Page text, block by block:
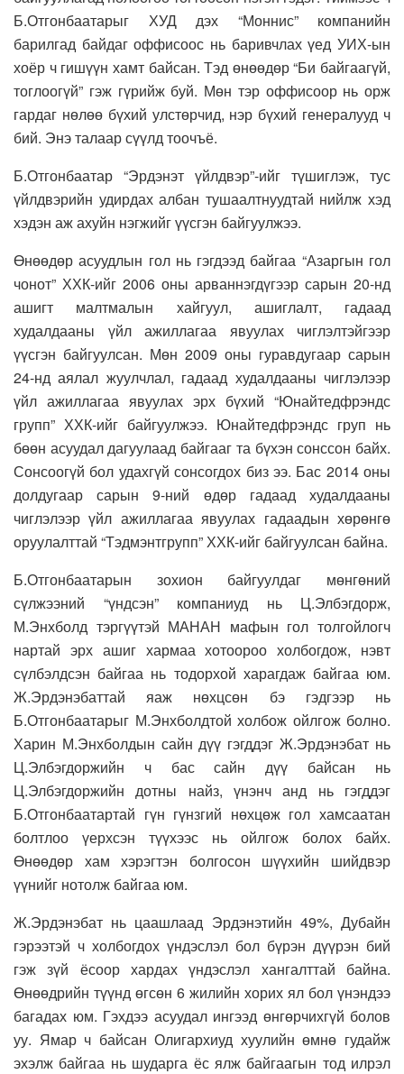
Б.Отгонбаатарыг ХУД дэх “Моннис” компанийн
барилгад байдаг оффисоос нь баривчлах үед УИХ-ын
хоёр ч гишүүн хамт байсан. Тэд өнөөдөр “Би байгаагүй,
тоглоогүй” гэж гүрийж буй. Мөн тэр оффисоор нь орж
гардаг нөлөө бүхий улстөрчид, нэр бүхий генералууд ч
бий. Энэ талаар сүүлд тоочъё.
Б.Отгонбаатар “Эрдэнэт үйлдвэр”-ийг түшиглэж, тус
үйлдвэрийн удирдах албан тушаалтнуудтай нийлж хэд
хэдэн аж ахуйн нэгжийг үүсгэн байгуулжээ.
Өнөөдөр асуудлын гол нь гэгдээд байгаа “Азаргын гол
чонот” ХХК-ийг 2006 оны арваннэгдүгээр сарын 20-нд
ашигт малтмалын хайгуул, ашиглалт, гадаад
худалдааны үйл ажиллагаа явуулах чиглэлтэйгээр
үүсгэн байгуулсан. Мөн 2009 оны гуравдугаар сарын
24-нд аялал жуулчлал, гадаад худалдааны чиглэлээр
үйл ажиллагаа явуулах эрх бүхий “Юнайтедфрэндс
групп” ХХК-ийг байгуулжээ. Юнайтедфрэндс груп нь
бөөн асуудал дагуулаад байгааг та бүхэн сонссон байх.
Сонсоогүй бол удахгүй сонсогдох биз ээ. Бас 2014 оны
долдугаар сарын 9-ний өдөр гадаад худалдааны
чиглэлээр үйл ажиллагаа явуулах гадаадын хөрөнгө
оруулалттай “Тэдмэнтгрупп” ХХК-ийг байгуулсан байна.
Б.Отгонбаатарын зохион байгуулдаг мөнгөний
сүлжээний “үндсэн” компаниуд нь Ц.Элбэгдорж,
М.Энхболд тэргүүтэй МАНАН мафын гол толгойлогч
нартай эрх ашиг хармаа хотоороо холбогдож, нэвт
сүлбэлдсэн байгаа нь тодорхой харагдаж байгаа юм.
Ж.Эрдэнэбаттай яаж нөхцсөн бэ гэдгээр нь
Б.Отгонбаатарыг М.Энхболдтой холбож ойлгож болно.
Харин М.Энхболдын сайн дүү гэгддэг Ж.Эрдэнэбат нь
Ц.Элбэгдоржийн ч бас сайн дүү байсан нь
Ц.Элбэгдоржийн дотны найз, үнэнч анд нь гэгддэг
Б.Отгонбаатартай гүн гүнзгий нөхцөж гол хамсаатан
болтлоо үерхсэн түүхээс нь ойлгож болох байх.
Өнөөдөр хам хэрэгтэн болгосон шүүхийн шийдвэр
үүнийг нотолж байгаа юм.
Ж.Эрдэнэбат нь цаашлаад Эрдэнэтийн 49%, Дубайн
гэрээтэй ч холбогдох үндэслэл бол бүрэн дүүрэн бий
гэж зүй ёсоор хардах үндэслэл хангалттай байна.
Өнөөдрийн түүнд өгсөн 6 жилийн хорих ял бол үнэндээ
багадах юм. Гэхдээ асуудал ингээд өнгөрчихгүй болов
уу. Ямар ч байсан Олигархиуд хуулийн өмнө гудайж
эхэлж байгаа нь шударга ёс ялж байгаагын тод илрэл